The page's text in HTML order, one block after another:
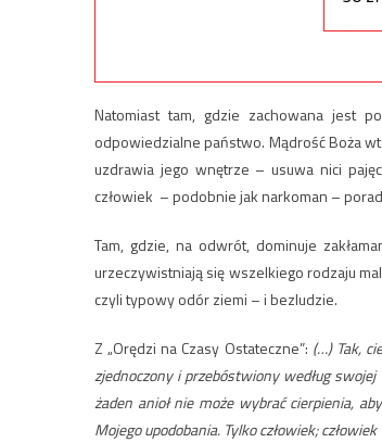
Natomiast tam, gdzie zachowana jest
odpowiedzialne państwo. Mądrość Boża
uzdrawia jego wnętrze – usuwa nici
człowiek – podobnie jak narkoman –
Tam, gdzie, na odwrót, dominuje
urzeczywistniają się wszelkiego rodzaju
czyli typowy odór ziemi – i bezludzie.
Z „Orędzi na Czasy Ostateczne”: (…) Tak,
zjednoczony i przebóstwiony według
żaden anioł nie może wybrać cierpienia,
Mojego upodobania. Tylko człowiek;